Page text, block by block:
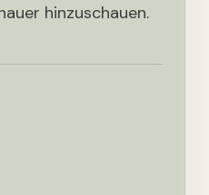
hinzuschauen.